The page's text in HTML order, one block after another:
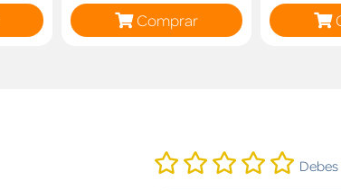
Comprar